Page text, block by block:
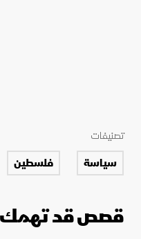
تصنيفات
سياسة فلسطين
قصص قد تهمك